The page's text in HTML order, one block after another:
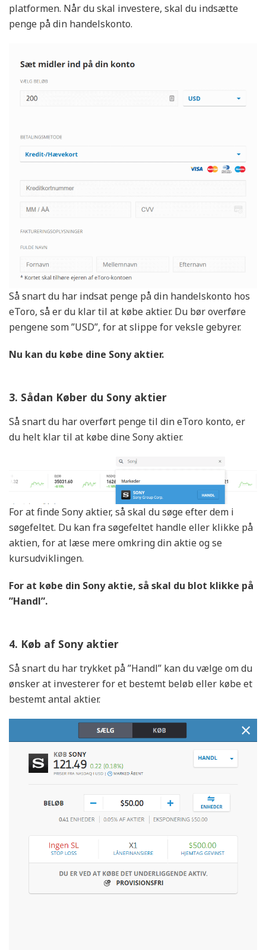
Kurtage fra
Fra 0 kr.
Vurdering af Mobilapp
platformen. Når du skal investere, skal du indsætte
penge på din handelskonto.
Så snart du har indsat penge på din handelskonto hos
eToro, så er du klar til at købe aktier. Du bør overføre
pengene som ”USD”, for at slippe for veksle gebyrer.
Nu kan du købe dine Sony aktier.
3. Sådan Køber du Sony aktier
Så snart du har overført penge til din eToro konto, er
du helt klar til at købe dine Sony aktier.
For at finde Sony aktier, så skal du søge efter dem i
søgefeltet. Du kan fra søgefeltet handle eller klikke på
aktien, for at læse mere omkring din aktie og se
kursudviklingen.
For at købe din Sony aktie, så skal du blot klikke på
”Handl”.
4. Køb af Sony aktier
Så snart du har trykket på ”Handl” kan du vælge om du
ønsker at investerer for et bestemt beløb eller købe et
bestemt antal aktier.